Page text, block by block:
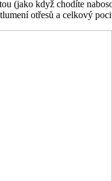
(jako když chodíte
otřesů a celkový